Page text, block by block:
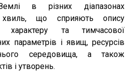
в різних діапазонах
хвиль, що сприяють опису
характеру та тимчасової
параметрів і явищ, ресурсів
середовища, а також
і утворень.